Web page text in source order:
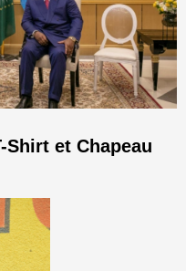
Shirt et Chapeau